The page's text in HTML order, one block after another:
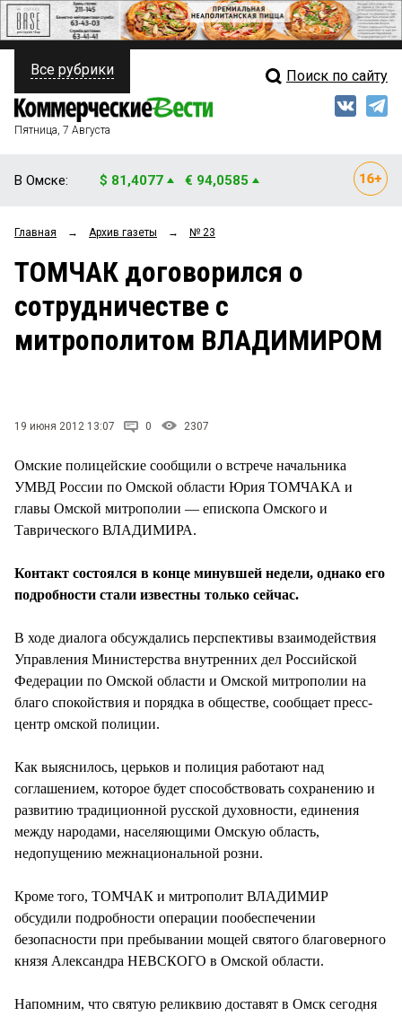
ПОЛИТИКА
ФИНАНСЫ
ОБЩЕСТВО
ЗАКОН
НОВОСТИ КОМПАНИЙ
Свежий выпуск
Рейтинги
Архив
Все рубрики Поиск по сайту
Пятница, 7 Августа
В Омске: $ 81,4077 € 94,0585
Главная → Архив газеты → № 23
ТОМЧАК договорился о
сотрудничестве с
митрополитом ВЛАДИМИРОМ
19 июня 2012 13:07 0 2307
Омские полицейские сообщили о встрече начальника
УМВД России по Омской области Юрия ТОМЧАКА и
главы Омской митрополии — епископа Омского и
Таврического ВЛАДИМИРА.
Контакт состоялся в конце минувшей недели, однако его
подробности стали известны только сейчас.
В ходе диалога обсуждались перспективы взаимодействия
Управления Министерства внутренних дел Российской
Федерации по Омской области и Омской митрополии на
благо спокойствия и порядка в обществе, сообщает пресс-
центр омской полиции.
Как выяснилось, церьков и полиция работают над
соглашением, которое будет способствовать сохранению и
развитию традиционной русской духовности, единения
между народами, населяющими Омскую область,
недопущению межнациональной розни.
Кроме того, ТОМЧАК и митрополит ВЛАДИМИР
обсудили подробности операции пообеспечении
безопасности при пребывании мощей святого благоверного
князя Александра НЕВСКОГО в Омской области.
Напомним, что святую реликвию доставят в Омск сегодня